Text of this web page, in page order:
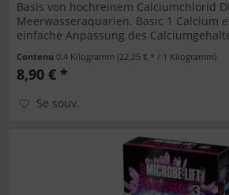
Basis von hochreinem Calciumchlorid
Meerwasseraquarien. Basic 1 Calcium
einfache Anpassung des
Contenu 0.4 Kilogramm(22,25 € * / 1 Kilogramm)
8,90 € *
Se souv.